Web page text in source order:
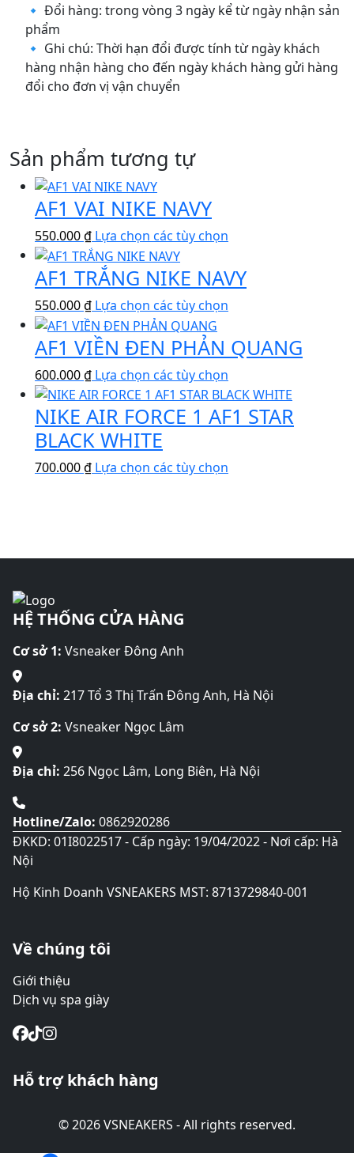
🔹 Đổi hàng: trong vòng 3 ngày kể từ ngày nhận sản
phẩm
🔹 Ghi chú: Thời hạn đổi được tính từ ngày khách
hàng nhận hàng cho đến ngày khách hàng gửi hàng
đổi cho đơn vị vận chuyển
Sản phẩm tương tự
AF1 VAI NIKE NAVY
550.000₫ Lựa chọn các tùy chọn
này
có
nhiều
thể.
tùy
chọn
có
phẩm
AF1 TRẮNG NIKE NAVY
550.000₫ Lựa chọn các tùy chọn
này
có
nhiều
biến
thể.
chọn
AF1 VIỀN ĐEN PHẢN QUANG
600.000₫ Lựa chọn các tùy chọn
phẩm
này
có
biến
có
phẩm
NIKE AIR FORCE 1 AF1 STAR
BLACK WHITE
700.000₫ Lựa chọn các tùy chọn
biến
được
sản
HỆ THỐNG CỬA HÀNG
Cơ sở 1: Vsneaker Đông Anh
Địa chỉ: 217 Tổ 3 Thị Trấn Đông Anh, Hà Nội
Cơ sở 2: Vsneaker Ngọc Lâm
Địa chỉ: 256 Ngọc Lâm, Long Biên, Hà Nội
Hotline/Zalo: 0862920286
ĐKKD: 01I8022517 - Cấp ngày: 19/04/2022 - Nơi cấp: Hà
Nội
Hộ Kinh Doanh VSNEAKERS MST: 8713729840-001
Về chúng tôi
Giới thiệu
Dịch vụ spa giày
Hỗ trợ khách hàng
© 2026 VSNEAKERS - All rights reserved.